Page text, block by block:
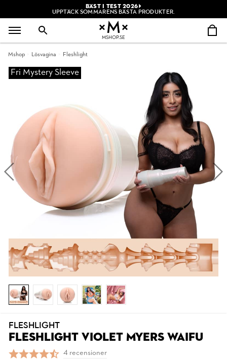
BÄST I TEST 2026
UPPTÄCK SOMMARENS BÄSTA PRODUKTER.
MSHOP.SE
Mshop Lösvagina Fleshlight
Fri Mystery Sleeve
FLESHLIGHT
FLESHLIGHT VIOLET MYERS WAIFU
4 recensioner